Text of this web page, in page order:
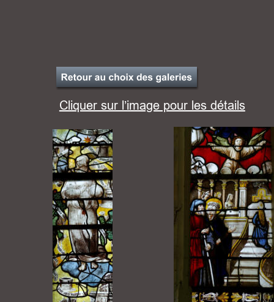
Cliquer sur l’image pour les détails